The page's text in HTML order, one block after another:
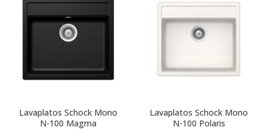
Lavaplatos Schock Mono
N-100 Magma
Lavaplatos Schock Mono
N-100 Polaris